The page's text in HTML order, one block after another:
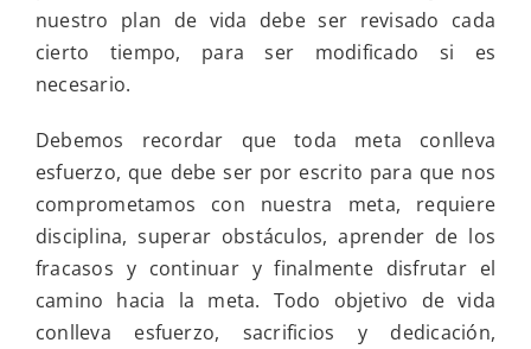
nuestro plan de vida debe ser revisado cada
cierto tiempo, para ser modificado si es
necesario.
Debemos recordar que toda meta conlleva
esfuerzo, que debe ser por escrito para que nos
comprometamos con nuestra meta, requiere
disciplina, superar obstáculos, aprender de los
fracasos y continuar y finalmente disfrutar el
camino hacia la meta. Todo objetivo de vida
conlleva esfuerzo, sacrificios y dedicación,